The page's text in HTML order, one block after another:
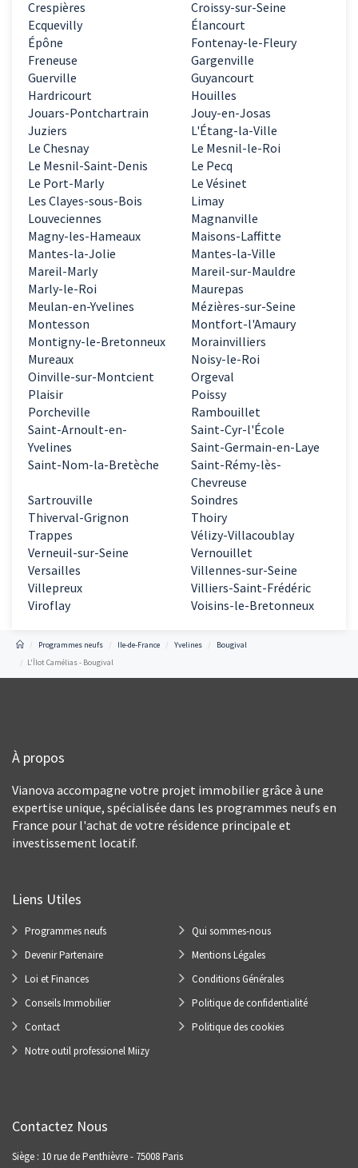
Crespières
Croissy-sur-Seine
Ecquevilly
Élancourt
Épône
Fontenay-le-Fleury
Freneuse
Gargenville
Guerville
Guyancourt
Hardricourt
Houilles
Jouars-Pontchartrain
Jouy-en-Josas
Juziers
L'Étang-la-Ville
Le Chesnay
Le Mesnil-le-Roi
Le Mesnil-Saint-Denis
Le Pecq
Le Port-Marly
Le Vésinet
Les Clayes-sous-Bois
Limay
Louveciennes
Magnanville
Magny-les-Hameaux
Maisons-Laffitte
Mantes-la-Jolie
Mantes-la-Ville
Mareil-Marly
Mareil-sur-Mauldre
Marly-le-Roi
Maurepas
Meulan-en-Yvelines
Mézières-sur-Seine
Montesson
Montfort-l'Amaury
Montigny-le-Bretonneux
Morainvilliers
Mureaux
Noisy-le-Roi
Oinville-sur-Montcient
Orgeval
Plaisir
Poissy
Porcheville
Rambouillet
Saint-Arnoult-en-
Yvelines
Saint-Cyr-l'École
Saint-Germain-en-Laye
Saint-Nom-la-Bretèche
Saint-Rémy-lès-
Chevreuse
Sartrouville
Soindres
Thiverval-Grignon
Thoiry
Trappes
Vélizy-Villacoublay
Verneuil-sur-Seine
Vernouillet
Versailles
Villennes-sur-Seine
Villepreux
Villiers-Saint-Frédéric
Viroflay
Voisins-le-Bretonneux
Programmes neufs Ile-de-France Yvelines
Bougival
L'Îlot Camélias - Bougival
À propos
Vianova accompagne votre projet immobilier grâce à une
expertise unique, spécialisée dans les programmes neufs en
France pour l'achat de votre résidence principale et
investissement locatif.
Liens Utiles
Programmes neufs
Devenir Partenaire
Loi et Finances
Conseils Immobilier
Contact
Notre outil professionel Miizy
Qui sommes-nous
Mentions Légales
Conditions Générales
Politique de confidentialité
Politique des cookies
Contactez Nous
Siège : 10 rue de Penthièvre - 75008 Paris